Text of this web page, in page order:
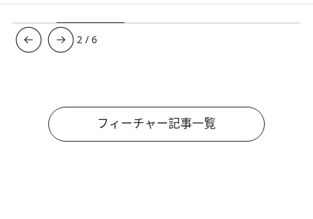
3 /6
フィーチャー記事一覧